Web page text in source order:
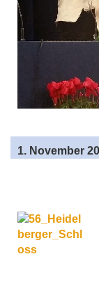
1. November